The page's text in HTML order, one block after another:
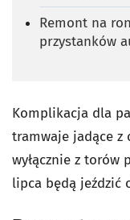
Remont na
przystanków
Komplikacja dla
tramwaje jadące z
wyłącznie z torów
lipca będą jeździć